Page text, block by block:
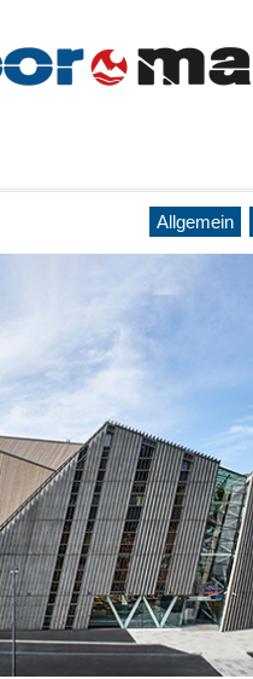
Allgemein